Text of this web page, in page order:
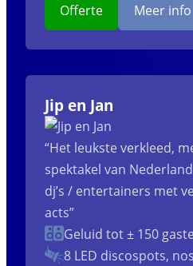
Offerte Meer info
Jip en Jan
“Het leukste verkleed,
spektakel van
dj’s / entertainers met
acts”
Geluid tot ± 150
8 LED discospots,